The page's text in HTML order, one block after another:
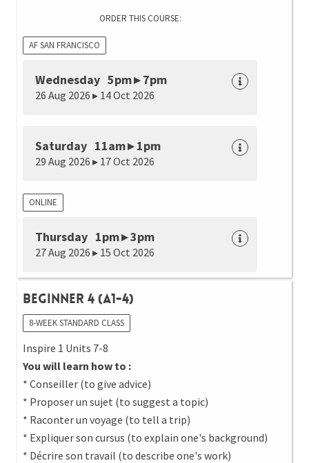
ORDER THIS COURSE:
AF SAN FRANCISCO
Wednesday 5pm ▸ 7pm
26 Aug 2026 ▸ 14 Oct 2026
Saturday 11am ▸ 1pm
29 Aug 2026 ▸ 17 Oct 2026
ONLINE
Thursday 1pm ▸ 3pm
27 Aug 2026 ▸ 15 Oct 2026
Beginner 4 (A1-4)
8-WEEK STANDARD CLASS
Inspire 1 Units 7-8
You will learn how to :
* Conseiller (to give advice)
* Proposer un sujet (to suggest a topic)
* Raconter un voyage (to tell a trip)
* Expliquer son cursus (to explain one's background)
* Décrire son travail (to describe one's work)